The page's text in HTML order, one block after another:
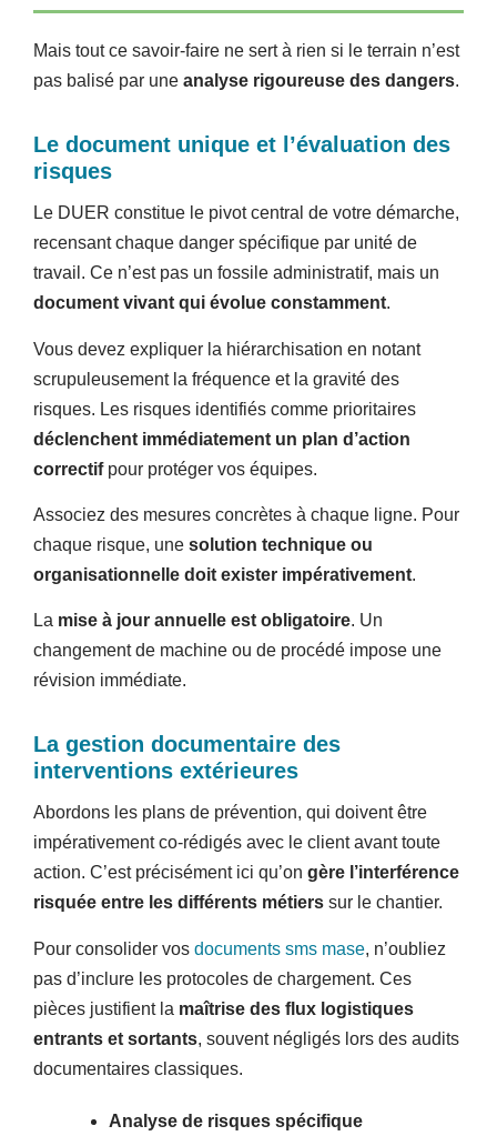
Mais tout ce savoir-faire ne sert à rien si le terrain n’est
pas balisé par uneanalyse rigoureuse des dangers.
Le document unique et l’évaluation des
risques
Le DUER constitue le pivot central de votre démarche,
recensant chaque danger spécifique par unité de
travail. Ce n’est pas un fossile administratif, mais un
document vivant qui évolue constamment.
Vous devez expliquer la hiérarchisation en notant
scrupuleusement la fréquence et la gravité des
risques. Les risques identifiés comme prioritaires
déclenchent immédiatement un plan d’action
correctifpour protéger vos équipes.
Associez des mesures concrètes à chaque ligne. Pour
chaque risque, unesolution technique ou
organisationnelle doit exister impérativement.
La mise à jour annuelle est obligatoire. Un
changement de machine ou de procédé impose une
révision immédiate.
La gestion documentaire des
interventions extérieures
Abordons les plans de prévention, qui doivent être
impérativement co-rédigés avec le client avant toute
action. C’est précisément ici qu’ongère l’interférence
risquée entre les différents métiers sur le chantier.
Pour consolider vosdocuments sms mase, n’oubliez
pas d’inclure les protocoles de chargement. Ces
pièces justifient la maîtrise des flux logistiques
entrants et sortants, souvent négligés lors des audits
documentaires classiques.
Analyse de risques spécifique